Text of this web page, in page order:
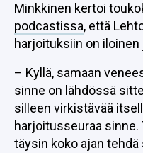
Minkkinen kertoi
podcastissa, että
harjoituksiin on iloinen
– Kyllä, samaan
sinne on lähdössä
silleen virkistävää
harjoitusseuraa sinne.
täysin koko ajan tehdä